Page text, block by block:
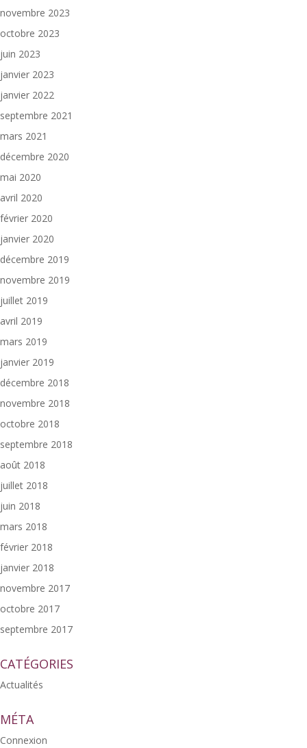
novembre 2023
octobre 2023
juin 2023
janvier 2023
janvier 2022
septembre 2021
mars 2021
décembre 2020
mai 2020
avril 2020
février 2020
janvier 2020
décembre 2019
novembre 2019
juillet 2019
avril 2019
mars 2019
janvier 2019
décembre 2018
novembre 2018
octobre 2018
septembre 2018
août 2018
juillet 2018
juin 2018
mars 2018
février 2018
janvier 2018
novembre 2017
octobre 2017
septembre 2017
CATÉGORIES
Actualités
MÉTA
Connexion